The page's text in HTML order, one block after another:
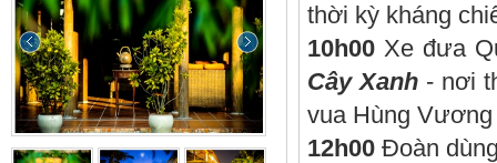
thời kỳ kháng
10h00 Xe đưa
Cây Xanh- nơi
vua Hùng
12h00 Đoàn